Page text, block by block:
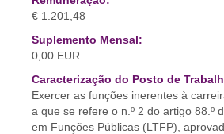
€ 1.201,48
Suplemento Mensal:
0,00 EUR
Caracterização do Posto de
Exercer as funções inerentes à
a que se refere o n.º 2 do artigo 88.º
em Funções Públicas (LTFP),